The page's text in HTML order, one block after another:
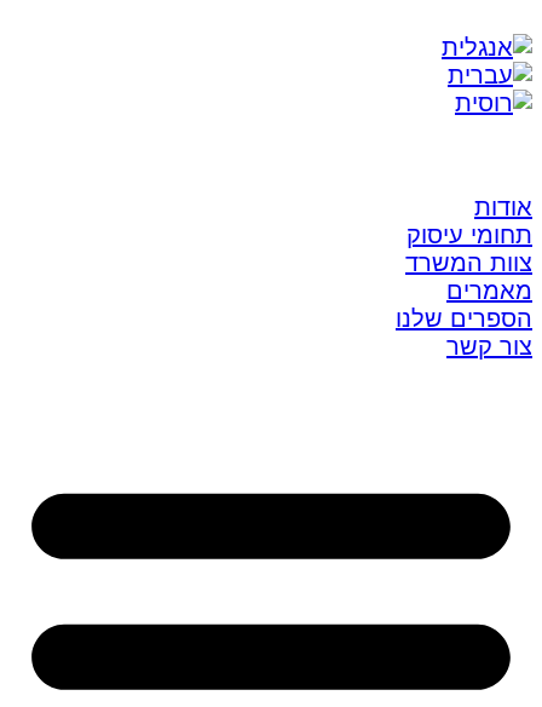
אודות
תחומי עיסוק
צוות המשרד
מאמרים
הספרים שלנו
צור קשר